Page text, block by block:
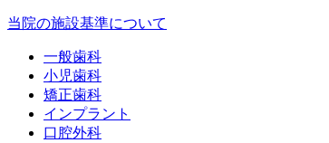
当院の施設基準について
一般歯科
小児歯科
矯正歯科
インプラント
口腔外科